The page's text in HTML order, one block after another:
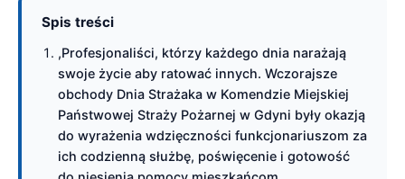
Spis treści
,Profesjonaliści, którzy każdego dnia narażają
swoje życie aby ratować innych. Wczorajsze
obchody Dnia Strażaka w Komendzie Miejskiej
Państwowej Straży Pożarnej w Gdyni były okazją
do wyrażenia wdzięczności funkcjonariuszom za
ich codzienną służbę, poświęcenie i gotowość